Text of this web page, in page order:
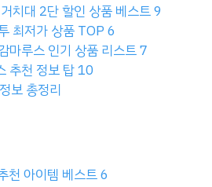
치대 2단 할인 상품 베스트 9
최저가 상품 TOP 6
마루스 인기 상품 리스트 7
추천 정보 탑 10
보 총정리
천 아이템 베스트 6